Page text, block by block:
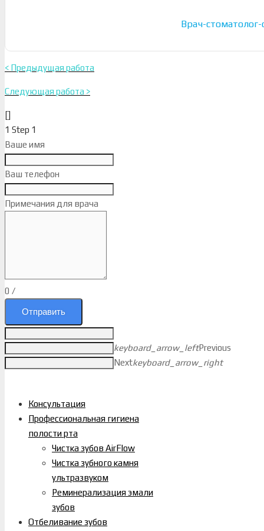
Врач-
< Предыдущая работа
Следующая работа >
[]
1 Step 1
Ваше имя
Ваш телефон
Примечания для врача
0 /
Отправить
keyboard_arrow_leftPrevious
Nextkeyboard_arrow_right
Консультация
Профессиональная гигиена
полости рта
Чистка зубов AirFlow
Чистка зубного камня
ультразвуком
Реминерализация эмали
зубов
Отбеливание зубов